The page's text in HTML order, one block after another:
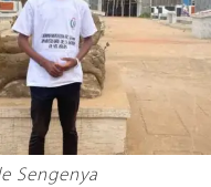
Sengenya